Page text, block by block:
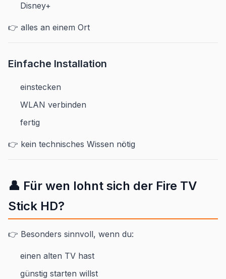
Disney+
👉 alles an einem Ort
Einfache Installation
einstecken
WLAN verbinden
fertig
👉 kein technisches Wissen nötig
👤 Für wen lohnt sich der Fire TV
Stick HD?
👉 Besonders sinnvoll, wenn du:
einen alten TV hast
günstig starten willst